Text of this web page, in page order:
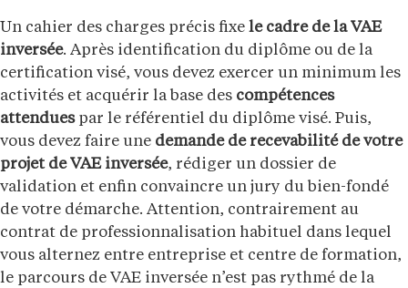
Un cahier des charges précis fixe le cadre de la VAE
inversée. Après identification du diplôme ou de la
certification visé, vous devez exercer un minimum les
activités et acquérir la base des compétences
attenduespar le référentiel du diplôme visé. Puis,
vous devez faire une demande de recevabilité de votre
projet de VAE inversée, rédiger un dossier de
validation et enfin convaincre un jury du bien-fondé
de votre démarche. Attention, contrairement au
contrat de professionnalisation habituel dans lequel
vous alternez entre entreprise et centre de formation,
le parcours de VAE inversée n’est pas rythmé de la